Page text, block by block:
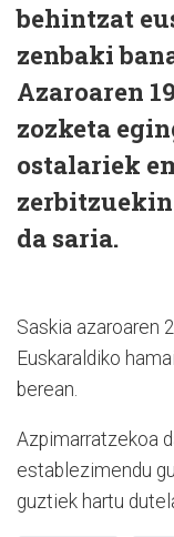
behintzat
zenbaki
Azaroaren
zozketa
ostalariek
da saria.
Saskia azaroaren
Euskaraldiko
berean.
Azpimarratzekoa
establezimendu
guztiek hartu